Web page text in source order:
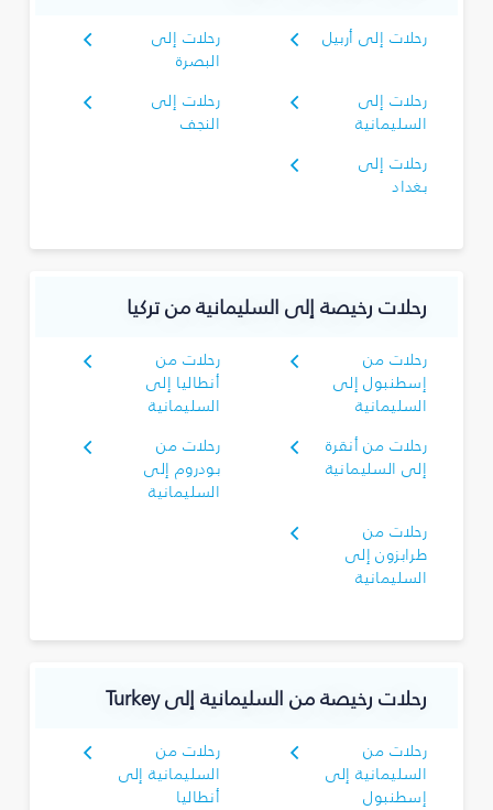
رحلات إلى أربيل
رحلات إلى
البصرة‎
رحلات إلى
السليمانية‎
رحلات إلى
النجف
رحلات إلى
بغداد
رحلات رخيصة إلى السليمانية‎ من تركيا
رحلات من
إسطنبول إلى
السليمانية‎
رحلات من
أنطاليا إلى
السليمانية‎
رحلات من أنقرة
إلى السليمانية‎
رحلات من
بودروم إلى
السليمانية‎
رحلات من
طرابزون إلى
السليمانية‎
رحلات رخيصة من السليمانية‎ إلى Turkey
رحلات من
السليمانية‎ إلى
إسطنبول
رحلات من
السليمانية‎ إلى
أنطاليا